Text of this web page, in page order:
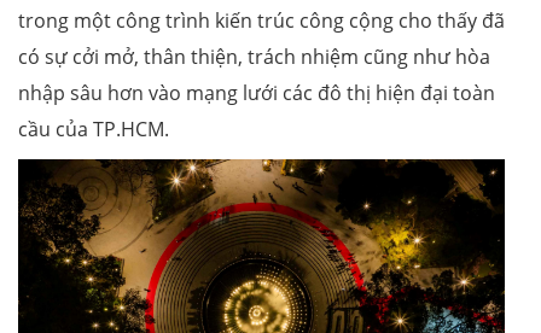
trong một công trình kiến trúc công cộng cho thấy đã
có sự cởi mở, thân thiện, trách nhiệm cũng như hòa
nhập sâu hơn vào mạng lưới các đô thị hiện đại toàn
cầu của TP.HCM.